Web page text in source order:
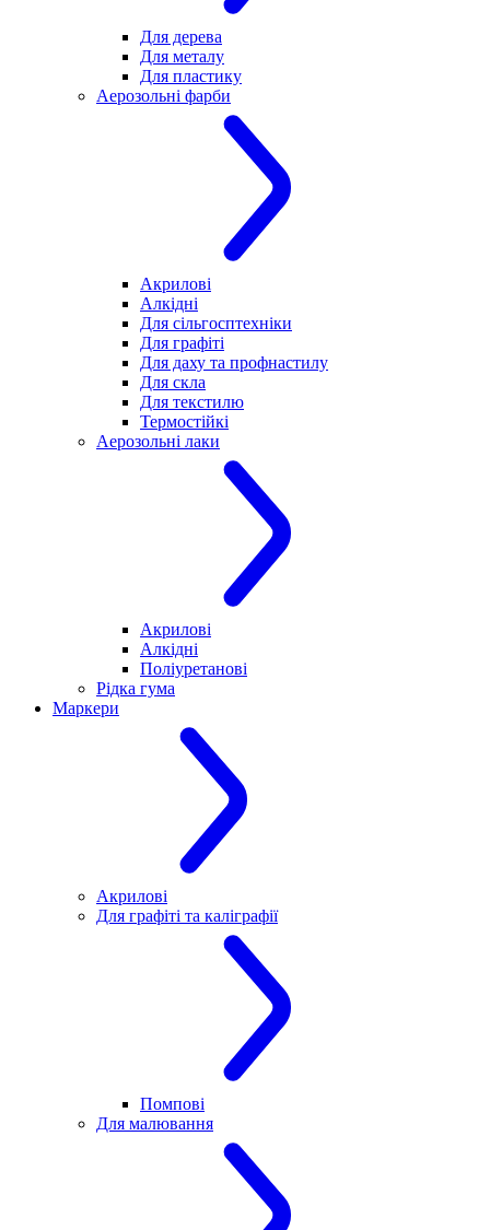
Для дерева
Для металу
Для пластику
Аерозольні фарби
Акрилові
Алкідні
Для cільгосптехніки
Для графіті
Для даху та профнастилу
Для скла
Для текстилю
Термостійкі
Аерозольні лаки
Акрилові
Алкідні
Поліуретанові
Рідка гума
Маркери
Акрилові
Для графіті та каліграфії
Помпові
Для малювання